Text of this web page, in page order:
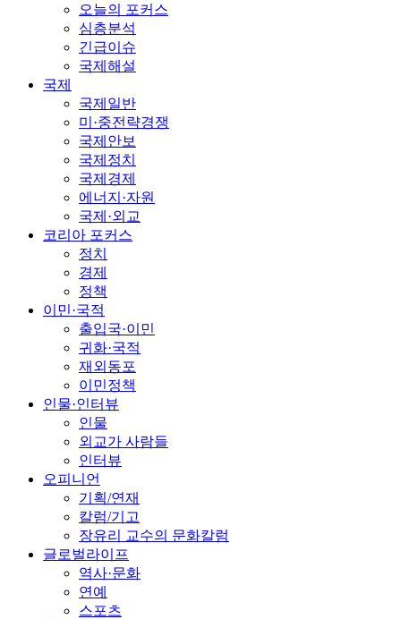
오늘의 포커스
심층분석
긴급이슈
국제해설
국제
국제일반
미·중전략경쟁
국제안보
국제정치
국제경제
에너지·자원
국제·외교
코리아 포커스
정치
경제
정책
이민·국적
출입국·이민
귀화·국적
재외동포
이민정책
인물·인터뷰
인물
외교가 사람들
인터뷰
오피니언
기획/연재
칼럼/기고
장유리 교수의 문화칼럼
글로벌라이프
역사·문화
연예
스포츠